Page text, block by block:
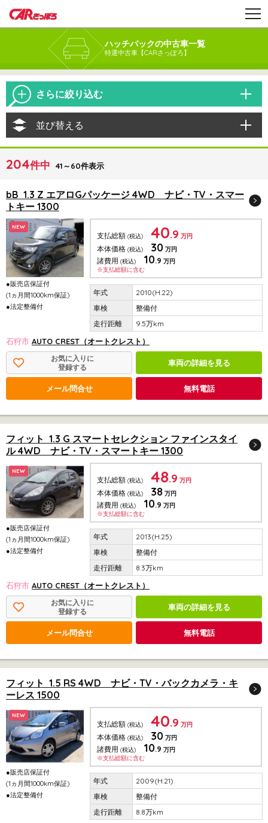
ハッチバックの中古車一覧
特選中古車【CARさっぽろ】
さらに絞り込む
並び替える
204件中 41～60件表示
bB 1.3 Z エアロGパッケージ 4WD ナビ・TV・スマー
トキー 1300
NEW
●販売店保証付
(1ヵ月間1000km保証)
●法定整備付
支払総額 (税込) 40.9 万円
本体価格 (税込) 30 万円
諸費用 (税込) 10.9 万円
※支払総額に含む
2010(H.22)
整備付
9.5万km
石狩市 AUTO CREST（オートクレスト）
お気に入りに
登録する
車両の詳細を見る
メール問合せ 無料電話
フィット 1.3 G スマートセレクション ファインスタイ
ル 4WD ナビ・TV・スマートキー 1300
NEW
●販売店保証付
(1ヵ月間1000km保証)
●法定整備付
支払総額 (税込) 48.9 万円
本体価格 (税込) 38 万円
諸費用 (税込) 10.9 万円
※支払総額に含む
2013(H.25)
整備付
8.3万km
石狩市 AUTO CREST（オートクレスト）
お気に入りに
登録する
車両の詳細を見る
メール問合せ 無料電話
フィット 1.5 RS 4WD ナビ・TV・バックカメラ・キ
ーレス 1500
NEW
●販売店保証付
(1ヵ月間1000km保証)
●法定整備付
支払総額 (税込) 40.9 万円
本体価格 (税込) 30 万円
諸費用 (税込) 10.9 万円
※支払総額に含む
2009(H.21)
整備付
8.8万km